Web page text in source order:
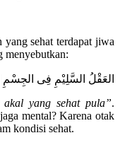
yang sehat terdapat jiwa
menyebutkan:
العَقْلُ السَّلِيْمِ فِى الجِسْمِ
yang sehat pula”.
mental? Karena otak
kondisi sehat.